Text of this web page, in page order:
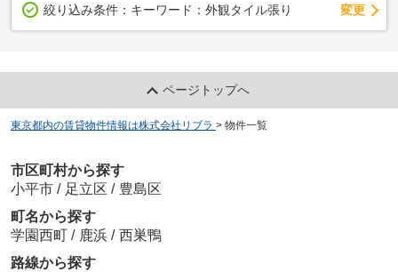
絞り込み条件： キーワード：外観タイル張り 変更
ページトップへ
東京都内の賃貸物件情報は株式会社リブラ > 物件一覧
市区町村から探す
小平市 / 足立区 / 豊島区
町名から探す
学園西町 / 鹿浜 / 西巣鴨
路線から探す